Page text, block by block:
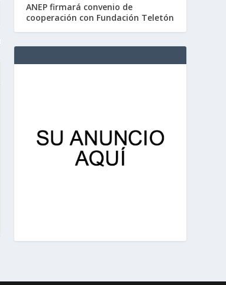
ANEP firmará convenio de
cooperación con Fundación Teletón